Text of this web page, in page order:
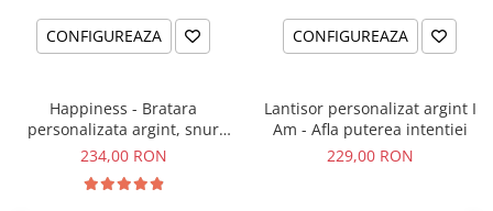
CONFIGUREAZA CONFIGUREAZA
Happiness - Bratara
personalizata argint, snur
impletit piele simbol
234,00 RON
Lantisor personalizat argint I
Am - Afla puterea intentiei
229,00 RON